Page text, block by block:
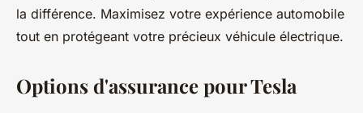
la différence. Maximisez votre expérience automobile
tout en protégeant votre précieux véhicule électrique.
Options d'assurance pour Tesla